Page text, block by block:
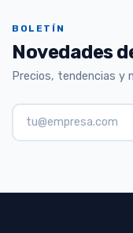
BOLETÍN
Novedades
Precios, tendencias y